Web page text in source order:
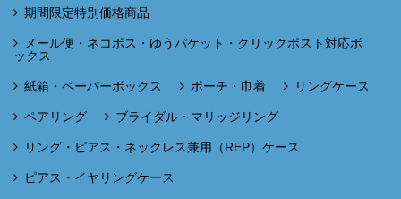
期間限定特別価格商品
メール便・ネコポス・ゆうパケット・クリックポスト対応ボ
ックス
紙箱・ペーパーボックス ポーチ・巾着 リングケース
ペアリング ブライダル・マリッジリング
リング・ピアス・ネックレス兼用（REP）ケース
ピアス・イヤリングケース